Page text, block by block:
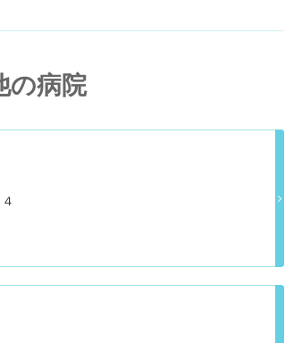
の病院